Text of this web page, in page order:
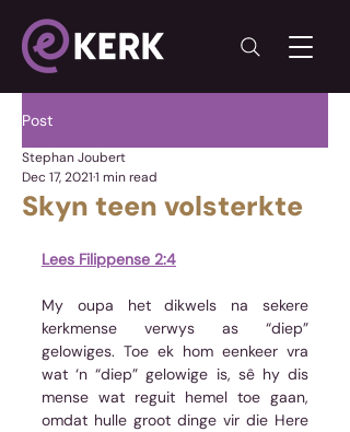
Post
Skyn teen volsterkte
Stephan Joubert
Dec 17, 20211 min read
Lees Filippense 2:4
My oupa het dikwels na sekere
kerkmense verwys as “diep”
gelowiges. Toe ek hom eenkeer vra
wat ‘n “diep” gelowige is, sê hy dis
mense wat reguit hemel toe gaan,
omdat hulle groot dinge vir die Here